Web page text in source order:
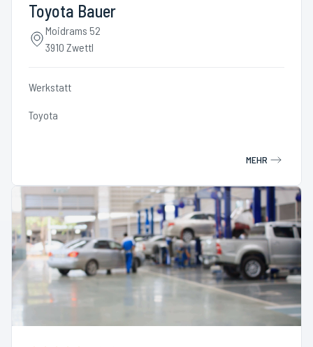
Toyota Bauer
Moidrams 52
3910 Zwettl
Werkstatt
Toyota
MEHR